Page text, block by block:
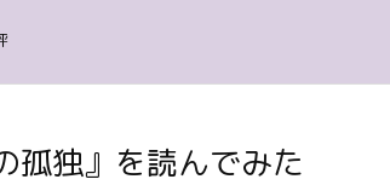
孤独』を読んでみた